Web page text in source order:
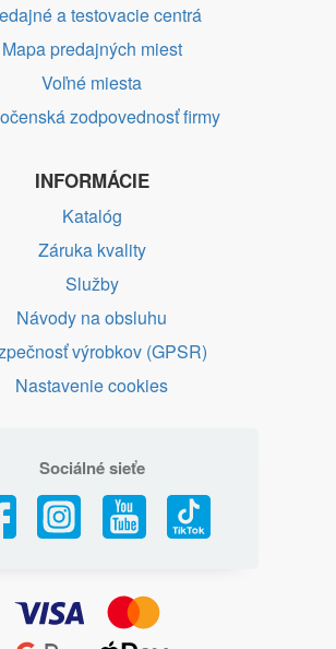
a testovacie centrá
Mapa predajných miest
Voľné miesta
zodpovednosť firmy
INFORMÁCIE
Katalóg
Záruka kvality
Služby
Návody na obsluhu
výrobkov (GPSR)
Nastavenie cookies
Sociálné sieťe